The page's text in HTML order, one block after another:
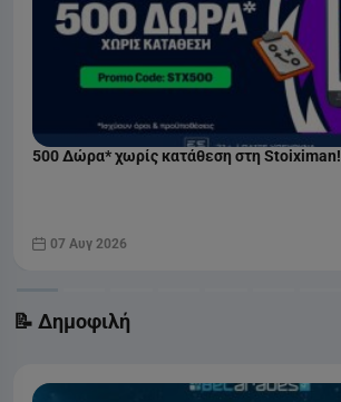
500 Δώρα* χωρίς κατάθεση στη Stoiximan!
07 Αυγ 2026
📝 Δημοφιλή